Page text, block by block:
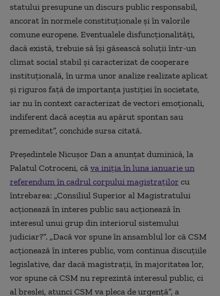
statului presupune un discurs public responsabil,
ancorat în normele constituționale și în valorile
comune europene. Eventualele disfuncționalități,
dacă există, trebuie să își găsească soluții într-un
climat social stabil și caracterizat de cooperare
instituțională, în urma unor analize realizate aplicat
și riguros față de importanța justiției în societate,
iar nu în context caracterizat de vectori emoționali,
indiferent dacă aceștia au apărut spontan sau
premeditat”, conchide sursa citată.
Președintele Nicușor Dan a anunțat duminică, la
Palatul Cotroceni, căva iniția în luna ianuarie un
referendum în cadrul corpului magistraților cu
întrebarea: „Consiliul Superior al Magistratului
acționează în interes public sau acționează în
interesul unui grup din interiorul sistemului
judiciar?”. „Dacă vor spune în ansamblul lor că CSM
acționează în interes public, vom continua discuțiile
legislative, dar dacă magistrații, în majoritatea lor,
vor spune că CSM nu reprezintă interesul public, ci
al breslei, atunci CSM va pleca de urgență”, a